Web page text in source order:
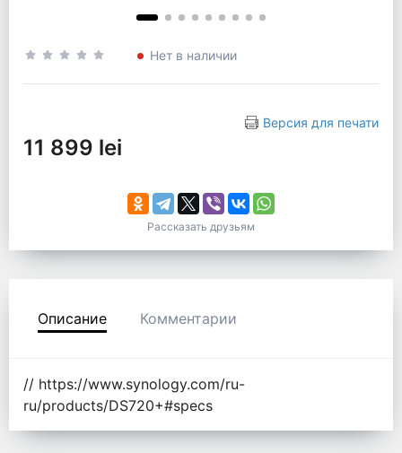
Нет в наличии
Версия для печати
11 899 lei
Рассказать друзьям
Описание Комментарии
// https://www.synology.com/ru-
ru/products/DS720+#specs